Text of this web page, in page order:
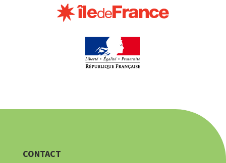
CONTACT